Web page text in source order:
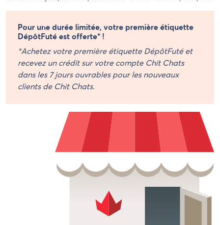
Pour une durée limitée, votre première étiquette
DépôtFuté est offerte* !
*Achetez votre première étiquette DépôtFuté et
recevez un crédit sur votre compte Chit Chats
dans les 7 jours ouvrables pour les nouveaux
clients de Chit Chats.